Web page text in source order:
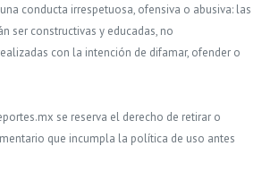
conducta irrespetuosa, ofensiva o abusiva: las
ser constructivas y educadas, no
con la intención de difamar, ofender o
se reserva el derecho de retirar o
que incumpla la política de uso antes